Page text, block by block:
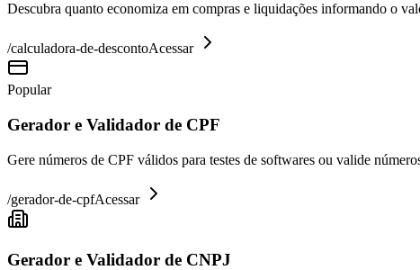
Descubra quanto economiza em compras e liquidações informando o
/calculadora-de-descontoAcessar
Popular
Gerador e Validador de CPF
Gere números de CPF válidos para testes de softwares ou valide
/gerador-de-cpfAcessar
Gerador e Validador de CNPJ